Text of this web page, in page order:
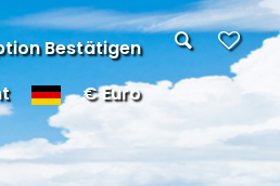
Bestätigen
€ Euro